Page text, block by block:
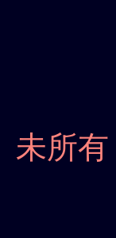
未所有